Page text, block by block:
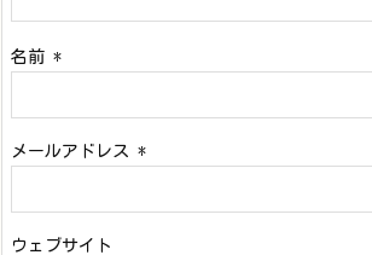
名前 *
メールアドレス *
ウェブサイト